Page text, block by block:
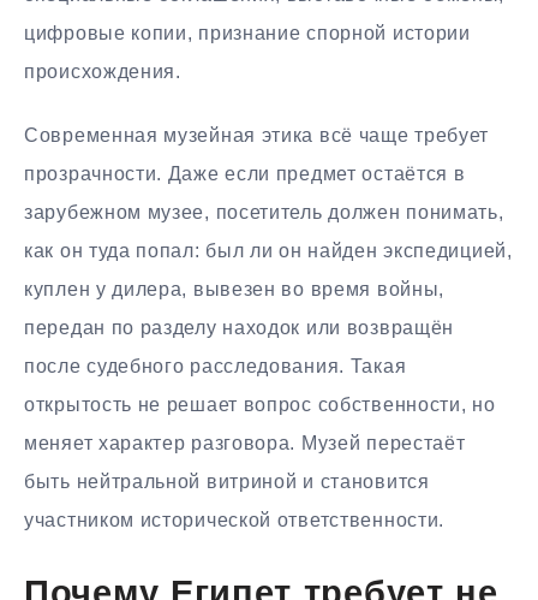
цифровые копии, признание спорной истории
происхождения.
Современная музейная этика всё чаще требует
прозрачности. Даже если предмет остаётся в
зарубежном музее, посетитель должен понимать,
как он туда попал: был ли он найден экспедицией,
куплен у дилера, вывезен во время войны,
передан по разделу находок или возвращён
после судебного расследования. Такая
открытость не решает вопрос собственности, но
меняет характер разговора. Музей перестаёт
быть нейтральной витриной и становится
участником исторической ответственности.